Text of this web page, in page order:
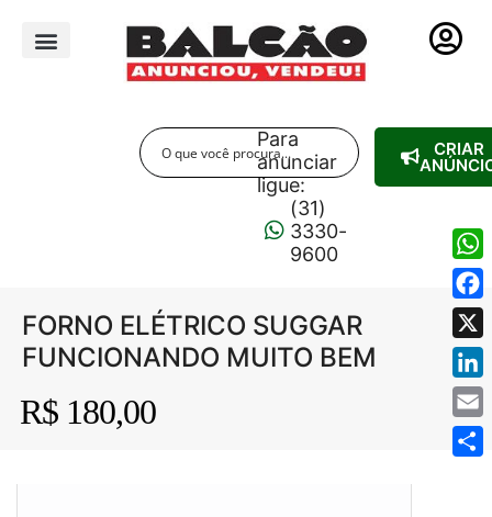
Para
anunciar
ligue:
(31)
3330-
9600
CRIAR
FORNO ELÉTRICO SUGGAR
FUNCIONANDO MUITO BEM
R$ 180,00
X